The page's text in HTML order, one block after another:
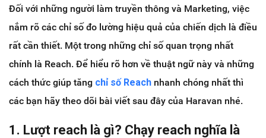
Đối với những người làm truyền thông và Marketing, việc
nắm rõ các chỉ số đo lường hiệu quả của chiến dịch là điều
rất cần thiết. Một trong những chỉ số quan trọng nhất
chính là Reach. Để hiểu rõ hơn về thuật ngữ này và những
cách thức giúp tăng chỉ số Reach nhanh chóng nhất thì
các bạn hãy theo dõi bài viết sau đây của Haravan nhé.
1. Lượt reach là gì? Chạy reach nghĩa là